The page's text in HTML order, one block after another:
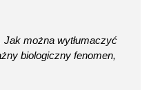
można wytłumaczyć
biologiczny fenomen,